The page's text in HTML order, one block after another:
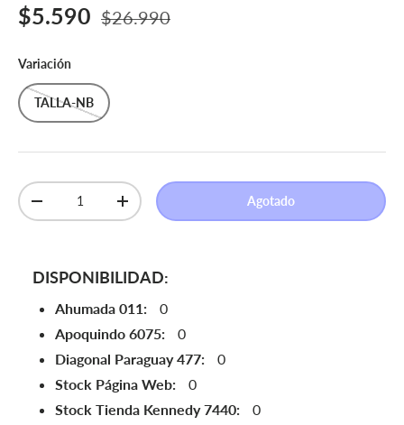
Precio de venta
$5.590 Precio normal
$26.990
Variación
TALLA-NB
Cant.
Disminuir cantidadAumentar la cantidad Agotado
DISPONIBILIDAD:
Ahumada 011:
0
Apoquindo 6075:
0
Diagonal Paraguay 477:
0
Stock Página Web:
0
Stock Tienda Kennedy 7440:
0